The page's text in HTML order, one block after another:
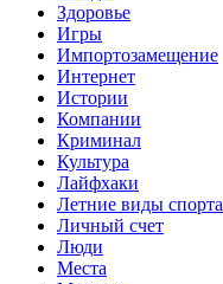
Здоровье
Игры
Импортозамещение
Интернет
Истории
Компании
Криминал
Культура
Лайфхаки
Летние виды спорта
Личный счет
Люди
Места